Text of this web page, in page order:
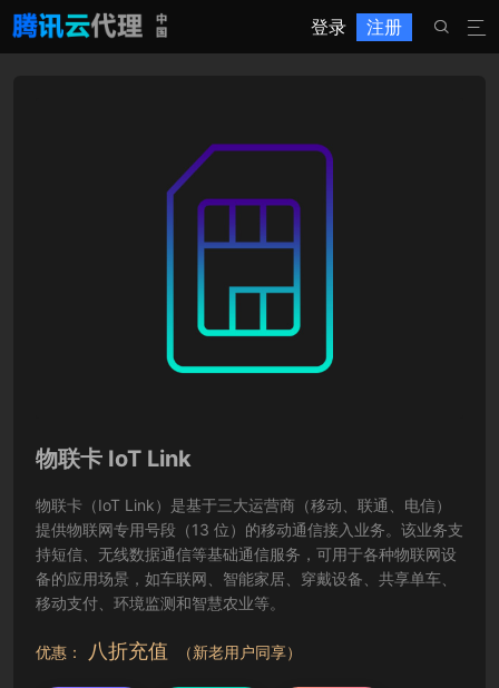
登录 注册 

物联卡 IoT Link
物联卡（IoT Link）是基于三大运营商（移动、联通、电信）
提供物联网专用号段（13 位）的移动通信接入业务。该业务支
持短信、无线数据通信等基础通信服务，可用于各种物联网设
备的应用场景，如车联网、智能家居、穿戴设备、共享单车、
移动支付、环境监测和智慧农业等。
优惠： 八折充值 （新老用户同享）